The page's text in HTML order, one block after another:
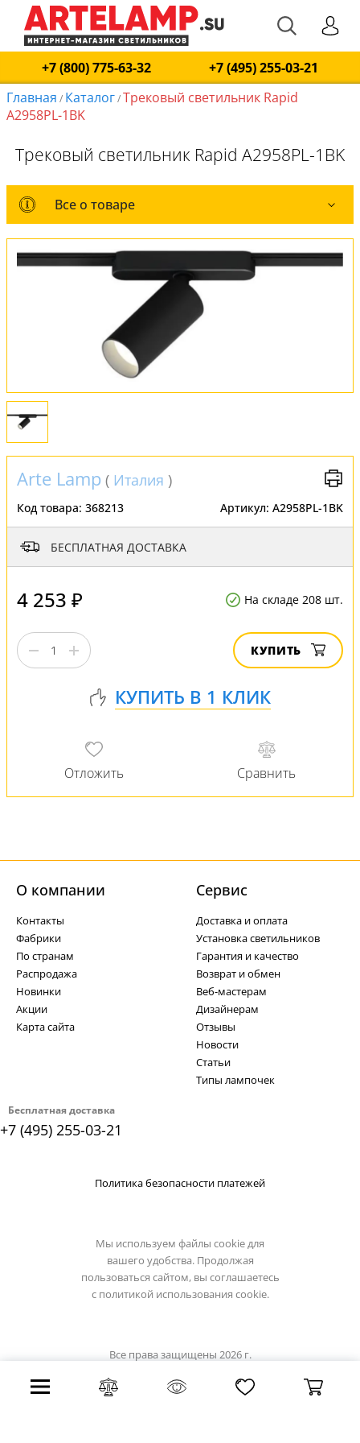
+7 (800) 775-63-32
+7 (495) 255-03-21
Главная / Каталог/Трековый светильник Rapid
A2958PL-1BK
Трековый светильник Rapid A2958PL-1BK
Все о товаре
Все о товаре
Оплата и доставка
Обмен и возврат
Установка
FAQ
Arte Lamp ( Италия )
Код товара: 368213 Артикул: A2958PL-1BK
БЕСПЛАТНАЯ ДОСТАВКА
4 253 ₽ На складе 208 шт.
КУПИТЬ
Бесплатная доставка
+7 (495) 255-03-21
О компании
Контакты
Фабрики
По странам
Распродажа
Новинки
Акции
Карта сайта
Cервис
Доставка и оплата
Установка светильников
Гарантия и качество
Возврат и обмен
Веб-мастерам
Дизайнерам
Отзывы
Новости
Статьи
Типы лампочек
Политика безопасности платежей
Мы используем файлы cookie для
вашего удобства. Продолжая
пользоваться сайтом, вы соглашаетесь
с политикой использования cookie.
Все права защищены 2026 г.